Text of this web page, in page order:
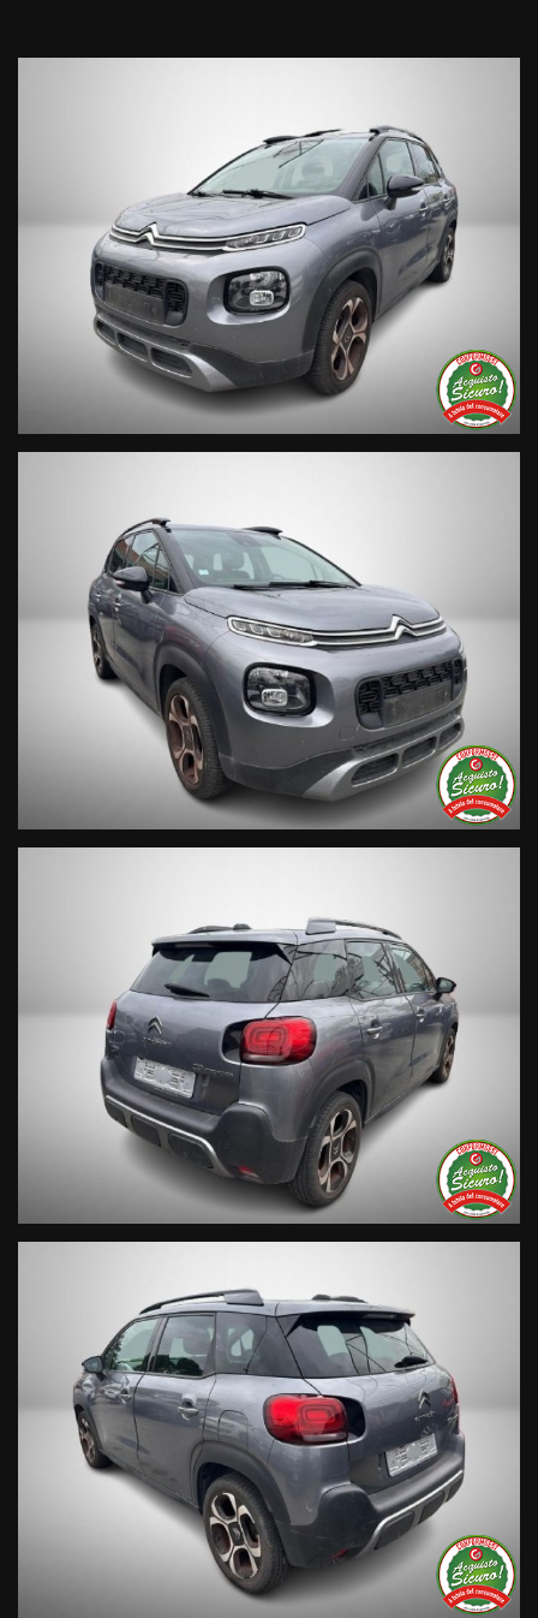
individuali/società);
• Garanzia legale di Conformità prevista obbligatoriamente
• Garanzia estendibile fino a 60 mesi.
Segui Automobili Vendraminie leggi le recensioni che
descrivono l’esperienza dei nostri clienti:
• Sul nostro sito ufficiale www.automobilivendramini.it dove
potrai trovare l’intero parco auto aggiornato, maggiori foto e
info per ogni singola vettura, i nostri servizi e la nostra storia.
• Sulla nostra pagina Facebook
• Sulla nostra pagina Instagram
• Sul nostro profilo Google Business
Trasparenza:
• Si precisa che le informazioni contenute negli annunci
online e nel proprio sito web sono state compilate con cura
affinché siano il più complete e precise; tuttavia possono
contenere errori e omissioni. Si declina ogni responsabilità
per eventuali involontarie incongruenze che non
rappresentano un impegno contrattuale.